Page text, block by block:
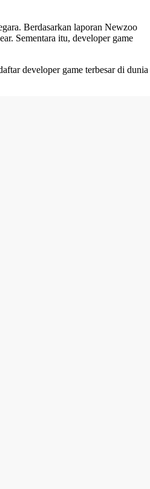
Berdasarkan laporan Newzoo
Sementara itu, developer game
developer game terbesar di dunia